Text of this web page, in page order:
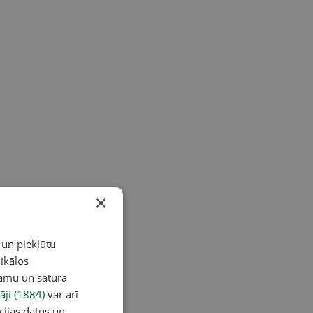
×
piekļūtu
un satura
(1884) var arī